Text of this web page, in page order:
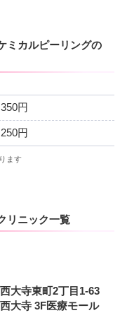
ミカルピーリングの
円
円
ます
リニック一覧
大寺東町2丁目1-63
大寺 3F医療モール